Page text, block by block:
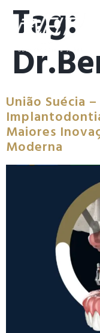
Tag:
União Suécia
Maiores
Moderna